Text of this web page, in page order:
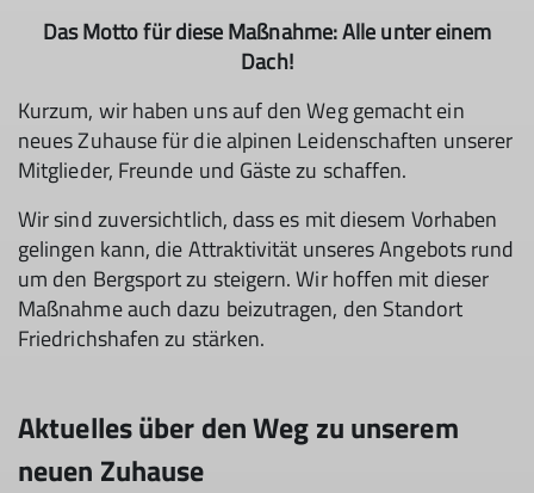
Das Motto für diese Maßnahme: Alle unter einem
Dach!
Kurzum, wir haben uns auf den Weg gemacht ein
neues Zuhause für die alpinen Leidenschaften unserer
Mitglieder, Freunde und Gäste zu schaffen.
Wir sind zuversichtlich, dass es mit diesem Vorhaben
gelingen kann, die Attraktivität unseres Angebots rund
um den Bergsport zu steigern. Wir hoffen mit dieser
Maßnahme auch dazu beizutragen, den Standort
Friedrichshafen zu stärken.
Aktuelles über den Weg zu unserem
neuen Zuhause